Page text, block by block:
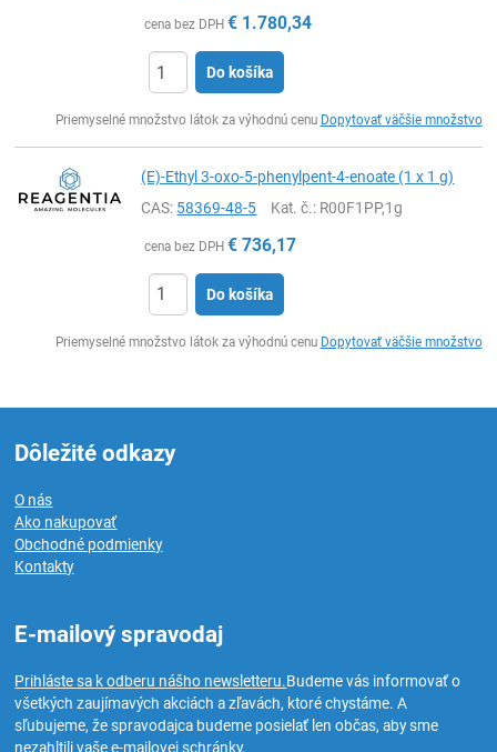
cena bez DPH € 1.780,34
Do košíka
Priemyselné množstvo látok za výhodnú cenu Dopytovať väčšie množstvo
(E)-Ethyl 3-oxo-5-phenylpent-4-enoate (1 x 1 g)
CAS: 58369-48-5 Kat. č.: R00F1PP,1g
cena bez DPH € 736,17
Do košíka
Priemyselné množstvo látok za výhodnú cenu Dopytovať väčšie množstvo
Dôležité odkazy
O nás
Ako nakupovať
Obchodné podmienky
Kontakty
E-mailový spravodaj
Prihláste sa k odberu nášho newsletteru.Budeme vás informovať o
všetkých zaujímavých akciách a zľavách, ktoré chystáme. A
sľubujeme, že spravodajca budeme posielať len občas, aby sme
nezahltili vaše e-mailovej schránky.